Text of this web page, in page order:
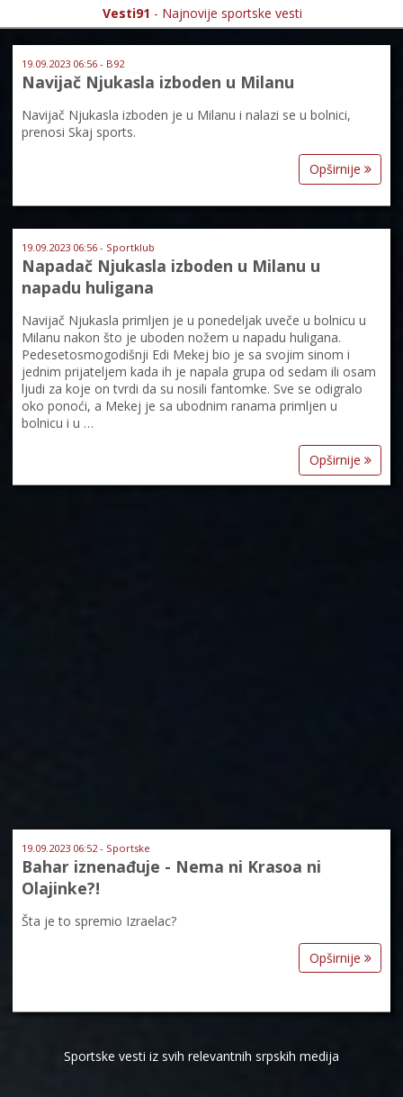
Vesti91 - Najnovije sportske vesti
19.09.2023 06:56 - B92
Navijač Njukasla izboden u Milanu
Navijač Njukasla izboden je u Milanu i nalazi se u bolnici,
prenosi Skaj sports.
Opširnije
19.09.2023 06:56 - Sportklub
Napadač Njukasla izboden u Milanu u
napadu huligana
Navijač Njukasla primljen je u ponedeljak uveče u bolnicu u
Milanu nakon što je uboden nožem u napadu huligana.
Pedesetosmogodišnji Edi Mekej bio je sa svojim sinom i
jednim prijateljem kada ih je napala grupa od sedam ili osam
ljudi za koje on tvrdi da su nosili fantomke. Sve se odigralo
oko ponoći, a Mekej je sa ubodnim ranama primljen u
bolnicu i u …
Opširnije
19.09.2023 06:52 - Sportske
Bahar iznenađuje - Nema ni Krasoa ni
Olajinke?!
Šta je to spremio Izraelac?
Opširnije
Sportske vesti iz svih relevantnih srpskih medija